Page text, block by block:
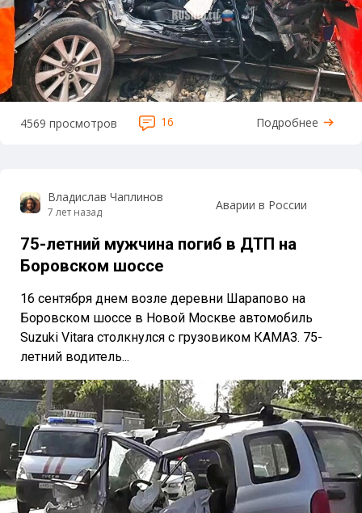
4569 просмотров 16 Подробнее
Владислав Чаплинов
7 лет назад Аварии в России
75-летний мужчина погиб в ДТП на
Боровском шоссе
16 сентября днем возле деревни Шарапово на
Боровском шоссе в Новой Москве автомобиль
Suzuki Vitara столкнулся с грузовиком КАМАЗ. 75-
летний водитель...